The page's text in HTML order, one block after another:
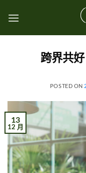
跨界共
POSTED ON
13
12 月